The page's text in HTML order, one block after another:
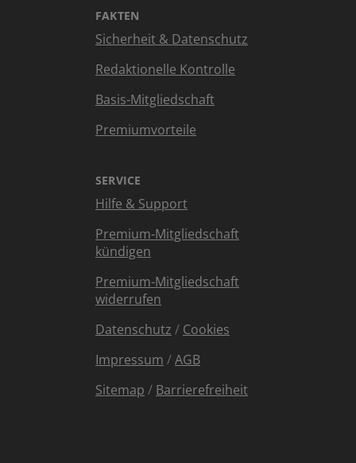
FAKTEN
Sicherheit & Datenschutz
Redaktionelle Kontrolle
Basis-Mitgliedschaft
Premiumvorteile
SERVICE
Hilfe & Support
Premium-Mitgliedschaft
kündigen
Premium-Mitgliedschaft
widerrufen
Datenschutz / Cookies
Impressum /AGB
Sitemap / Barrierefreiheit